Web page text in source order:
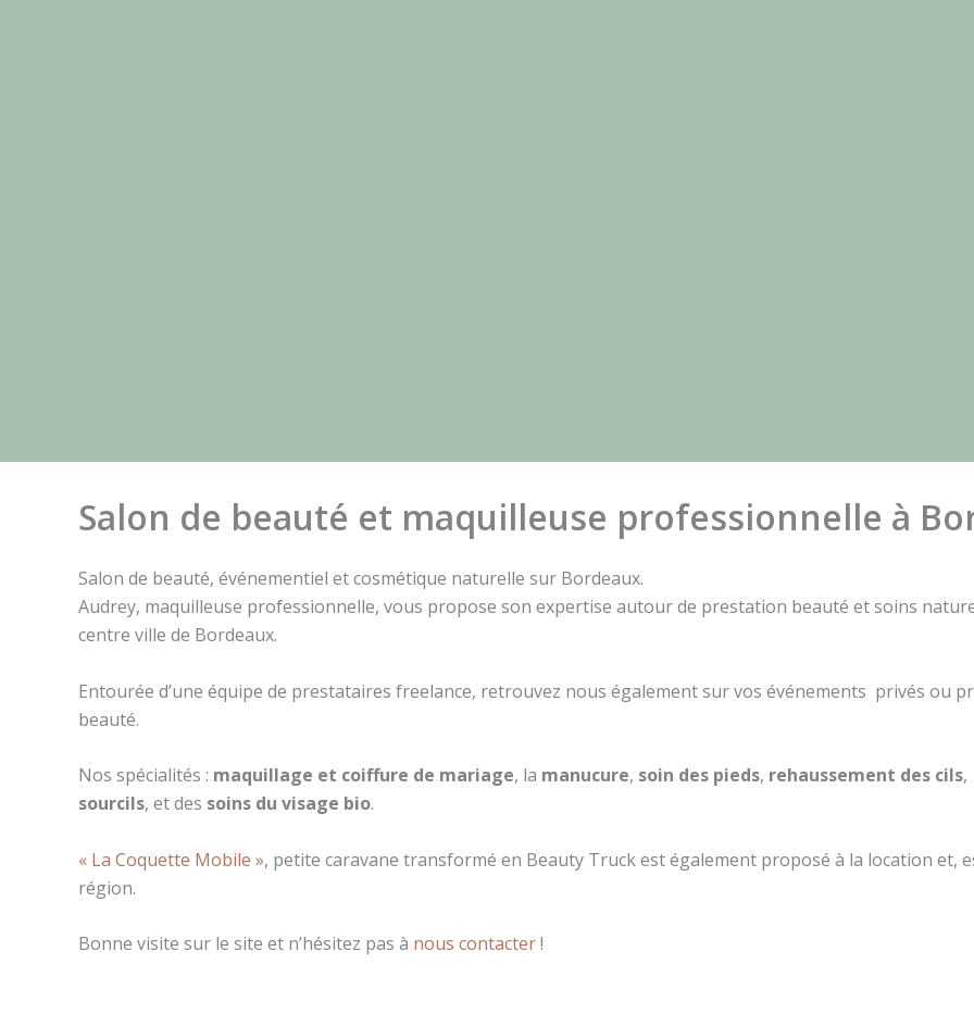
Salon de beauté et maquilleuse professionnelle à
Salon de beauté, événementiel et cosmétique naturelle sur Bordeaux.
Audrey, maquilleuse professionnelle, vous propose son expertise autour de prestation beauté et soins
centre ville de Bordeaux.
Entourée d’une équipe de prestataires freelance, retrouvez nous également sur vos événements privés ou
beauté.
Nos spécialités : maquillage et coiffure de mariage, la manucure, soin des pieds, rehaussement des cils,
sourcils, et des soins du visage bio.
« La Coquette Mobile », petite caravane transformé en Beauty Truck est également proposé à la location et,
région.
Bonne visite sur le site et n’hésitez pas à nous contacter!